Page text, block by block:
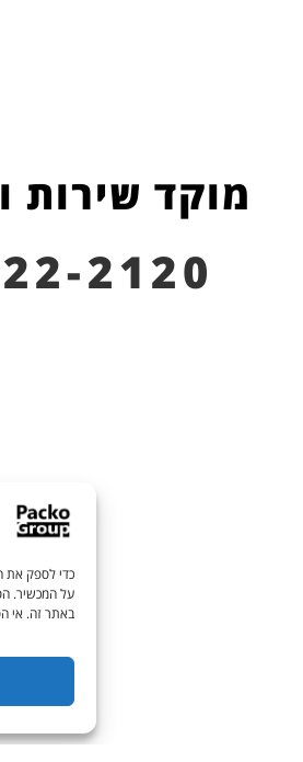
כדי לספק את
על המכשיר.
באתר זה. אי
מוקד שירות
2120